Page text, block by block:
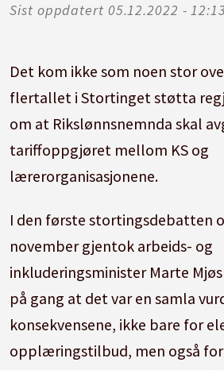
Sist oppdatert
05.12.2022 - 12:13
Det kom ikke som noen stor
flertallet i Stortinget støtta
om at Rikslønnsnemnda skal
tariffoppgjøret mellom KS og
lærerorganisasjonene.
I den første stortingsdebatten
november gjentok arbeids- og
inkluderingsminister Marte
på gang at det var en samla
konsekvensene, ikke bare for
opplæringstilbud, men også for